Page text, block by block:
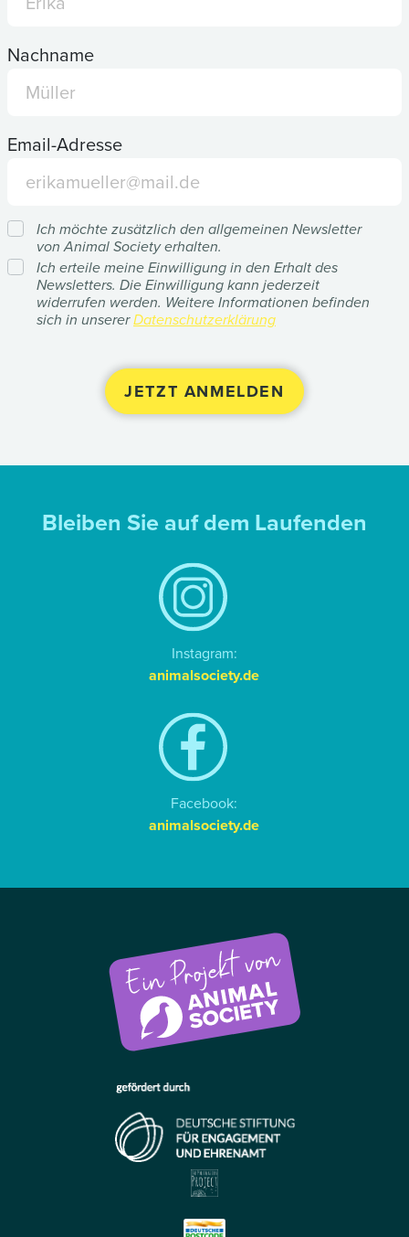
Nachname
Email-Adresse
Ich möchte zusätzlich den allgemeinen Newsletter
von Animal Society erhalten.
Ich erteile meine Einwilligung in den Erhalt des
Newsletters. Die Einwilligung kann jederzeit
widerrufen werden. Weitere Informationen befinden
sich in unsererDatenschutzerklärung
Bleiben Sie auf dem Laufenden
Instagram:
animalsociety.de
Facebook:
animalsociety.de